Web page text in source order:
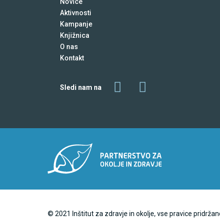
Aktivnosti
Kampanje
Knjižnica
O nas
Kontakt
Sledi nam na
© 2021 Inštitut za zdravje in okolje, vse pravice